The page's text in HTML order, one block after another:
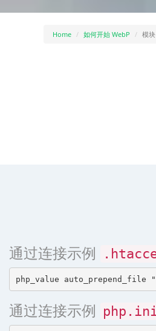
Home 如何开始 WebP 模
通过连接示例
通过连接示例